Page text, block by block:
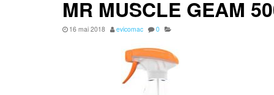
MR MUSCLE GEAM
16 mai 2018 evicomac 0